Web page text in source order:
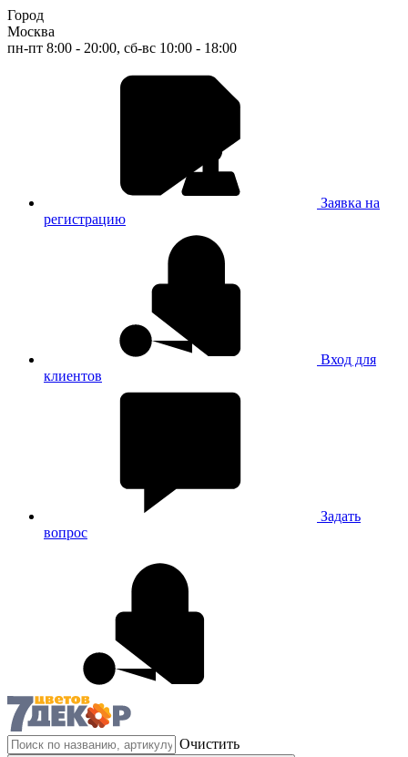
Город
Москва
пн-пт 8:00 - 20:00, сб-вс 10:00 - 18:00
Заявка на
регистрацию
Вход для
клиентов
Задать
вопрос
Очистить